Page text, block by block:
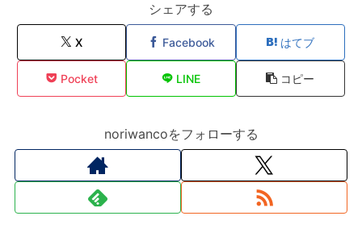
シェアする
X Facebook はてブ
Pocket LINE コピー
noriwancoをフォローする